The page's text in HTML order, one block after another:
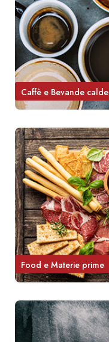
Caffè e Bevande calde
Food e Materie prime